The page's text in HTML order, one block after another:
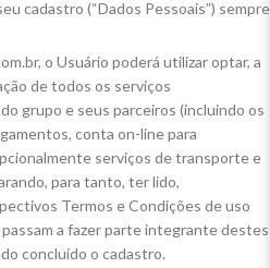
cadastro (“Dados Pessoais”) sempre
o Usuário poderá utilizar optar, a
de todos os serviços
grupo e seus parceiros (incluindo os
conta on-line para
serviços de transporte e
para tanto, ter lido,
Termos e Condições de uso
a fazer parte integrante destes
concluído o cadastro.